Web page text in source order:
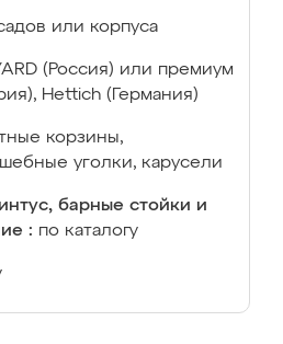
или корпуса
(Россия) или премиум
Hettich (Германия)
корзины,
уголки, карусели
барные стойки и
: по каталогу